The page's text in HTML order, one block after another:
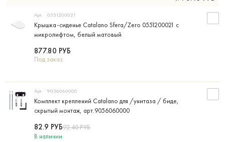
Крышка-сиденье Catalano Sfera/Zero 0551200021 с
микролифтом, белый матовый
Арт: 0551200021
Под заказ
877.80 РУБ
Комплект креплений Catalano для /унитаза / биде,
скрытый монтаж, арт.9056060000
Арт: 9056060000
В наличии
92.40РУБ
82.9 РУБ